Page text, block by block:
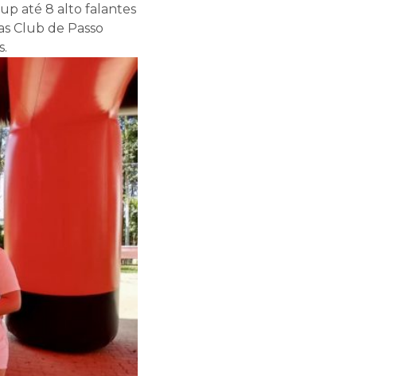
up até 8 alto falantes
Club de Passo